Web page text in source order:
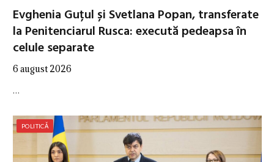
Evghenia Guțul și Svetlana Popan, transferate
la Penitenciarul Rusca: execută pedeapsa în
celule separate
6 august 2026
…
POLITICĂ